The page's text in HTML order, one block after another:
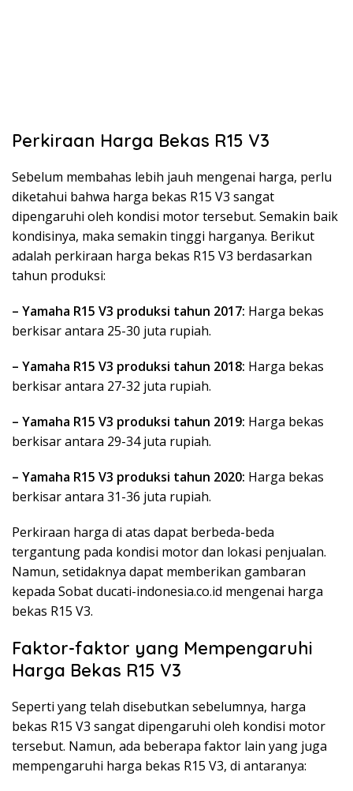
Perkiraan Harga Bekas R15 V3
Sebelum membahas lebih jauh mengenai harga, perlu
diketahui bahwa harga bekas R15 V3 sangat
dipengaruhi oleh kondisi motor tersebut. Semakin baik
kondisinya, maka semakin tinggi harganya. Berikut
adalah perkiraan harga bekas R15 V3 berdasarkan
tahun produksi:
– Yamaha R15 V3 produksi tahun 2017: Harga bekas
berkisar antara 25-30 juta rupiah.
– Yamaha R15 V3 produksi tahun 2018: Harga bekas
berkisar antara 27-32 juta rupiah.
– Yamaha R15 V3 produksi tahun 2019: Harga bekas
berkisar antara 29-34 juta rupiah.
– Yamaha R15 V3 produksi tahun 2020: Harga bekas
berkisar antara 31-36 juta rupiah.
Perkiraan harga di atas dapat berbeda-beda
tergantung pada kondisi motor dan lokasi penjualan.
Namun, setidaknya dapat memberikan gambaran
kepada Sobat ducati-indonesia.co.id mengenai harga
bekas R15 V3.
Faktor-faktor yang Mempengaruhi
Harga Bekas R15 V3
Seperti yang telah disebutkan sebelumnya, harga
bekas R15 V3 sangat dipengaruhi oleh kondisi motor
tersebut. Namun, ada beberapa faktor lain yang juga
mempengaruhi harga bekas R15 V3, di antaranya: